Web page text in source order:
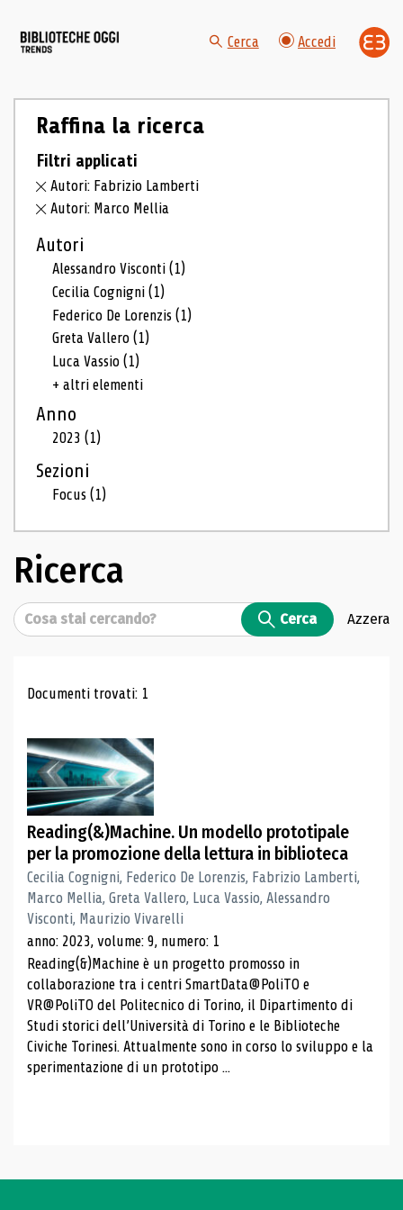
Cerca Accedi
Raffina la ricerca
Filtri applicati
Autori: Fabrizio Lamberti
Autori: Marco Mellia
Autori
Alessandro Visconti(1)
Cecilia Cognigni(1)
Federico De Lorenzis(1)
Greta Vallero(1)
Luca Vassio(1)
+ altri elementi
Anno
2023(1)
Sezioni
Focus(1)
Ricerca
Cerca Cerca Azzera
Risultati di ricerca
Documenti trovati: 1
Reading(&)Machine. Un modello prototipale
per la promozione della lettura in biblioteca
Cecilia Cognigni, Federico De Lorenzis, Fabrizio Lamberti,
Marco Mellia, Greta Vallero, Luca Vassio, Alessandro
Visconti, Maurizio Vivarelli
anno: 2023, volume: 9, numero: 1
Reading(&)Machine è un progetto promosso in
collaborazione tra i centri SmartData@PoliTO e
VR@PoliTO del Politecnico di Torino, il Dipartimento di
Studi storici dell’Università di Torino e le Biblioteche
Civiche Torinesi. Attualmente sono in corso lo sviluppo e la
sperimentazione di un prototipo ...